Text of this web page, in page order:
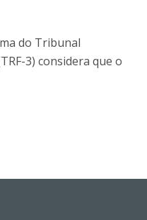
do Tribunal
3) considera que o